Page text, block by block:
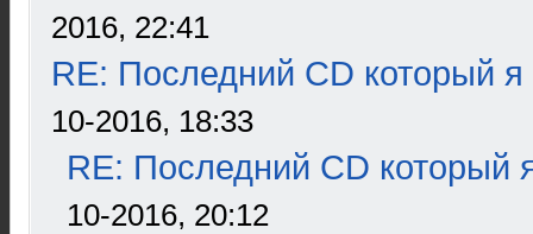
2016, 22:41
RE: Последний CD который я
10-2016, 18:33
RE: Последний CD который
10-2016, 20:12